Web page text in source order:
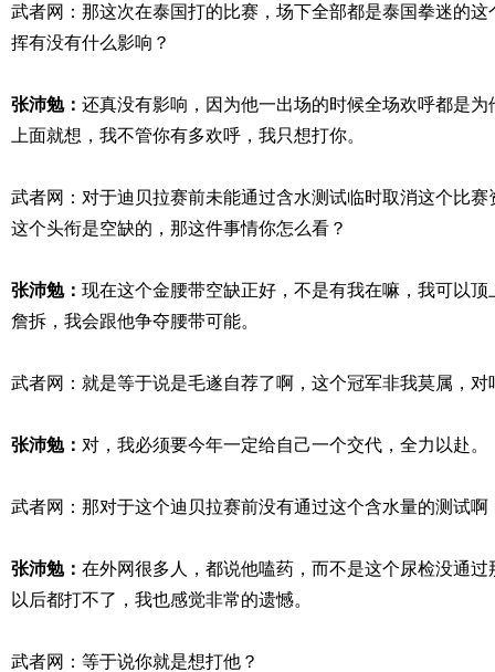
武者网：那这次在泰国打的比赛，场下全部都是泰国拳迷的
挥有没有什么影响？
张沛勉： 还真没有影响，因为他一出场的时候全场欢呼都是
上面就想，我不管你有多欢呼，我只想打你。
武者网：对于迪贝拉赛前未能通过含水测试临时取消这个比
这个头衔是空缺的，那这件事情你怎么看？
张沛勉： 现在这个金腰带空缺正好，不是有我在嘛，我可以
詹拆，我会跟他争夺腰带可能。
武者网：就是等于说是毛遂自荐了啊，这个冠军非我莫属，对
张沛勉： 对，我必须要今年一定给自己一个交代，全力以赴。
武者网：那对于这个迪贝拉赛前没有通过这个含水量的测试
张沛勉： 在外网很多人，都说他嗑药，而不是这个尿检没通
以后都打不了，我也感觉非常的遗憾。
武者网：等于说你就是想打他？